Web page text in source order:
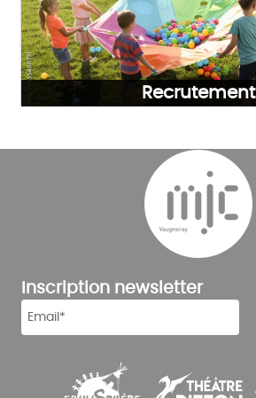
Recrutement
Inscription newsletter